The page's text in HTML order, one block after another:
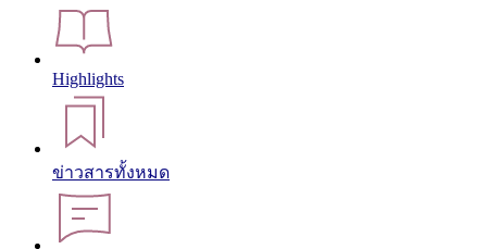
Highlights
ข่าวสารทั้งหมด